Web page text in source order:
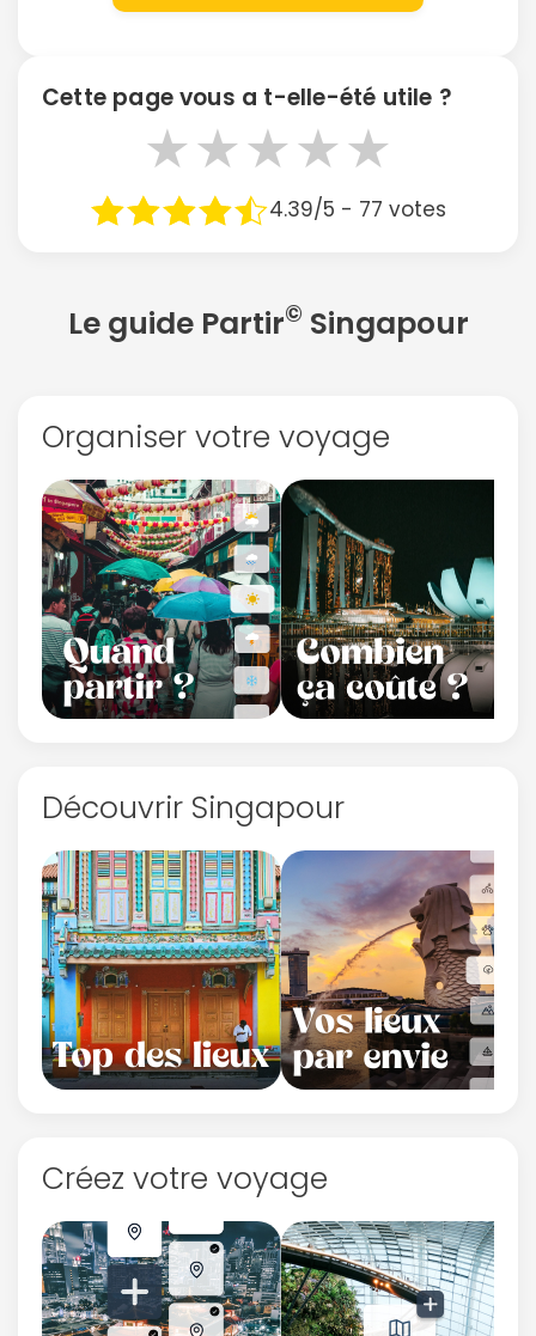
Cette page vous a t-elle-été utile ?
★
★
★
★
★
4.39/5 - 77 votes
Le guide Partir© Singapour
Organiser votre voyage
Découvrir Singapour
Créez votre voyage